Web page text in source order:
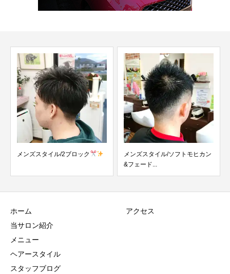
メンズスタイル/2ブロック
メンズスタイル/ソフトモヒカン
&フェード...
ホーム
当サロン紹介
メニュー
ヘアースタイル
スタッフブログ
アクセス